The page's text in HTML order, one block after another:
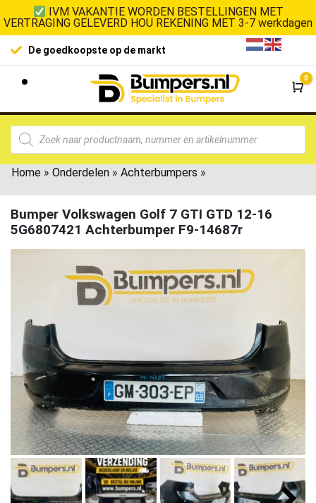
IVM VAKANTIE WORDEN BESTELLINGEN MET
VERTRAGING GELEVERD HOU REKENING MET 3-7 werkdagen
De goedkoopste op de markt
0
Home » Onderdelen » Achterbumpers »
Bumper Volkswagen Golf 7 GTI GTD 12-16
5G6807421 Achterbumper F9-14687r